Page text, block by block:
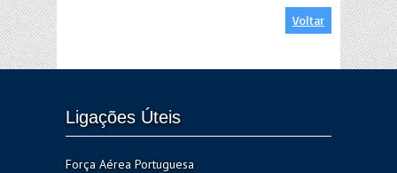
Voltar
Ligações Úteis
Força Aérea Portuguesa